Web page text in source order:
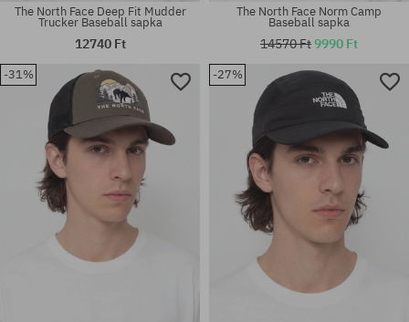
univerzális méret univerzális méret
The North Face Deep Fit Mudder
Trucker Baseball sapka
12740 Ft
The North Face Norm Camp
Baseball sapka
14570 Ft9990 Ft
-31% -27%